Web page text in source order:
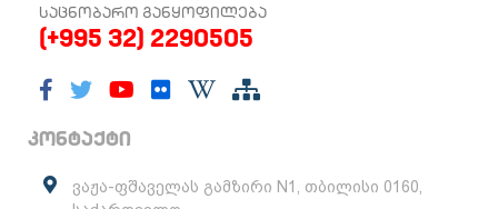
ᲡᲐᲪᲜᲝᲑᲐᲠᲝ ᲒᲐᲜᲧᲝᲤᲘᲚᲔᲑᲐ
(+995 32) 2290505
კონტაქტი
ვაჟა-ფშაველას გამზირი N1, თბილისი 0160,